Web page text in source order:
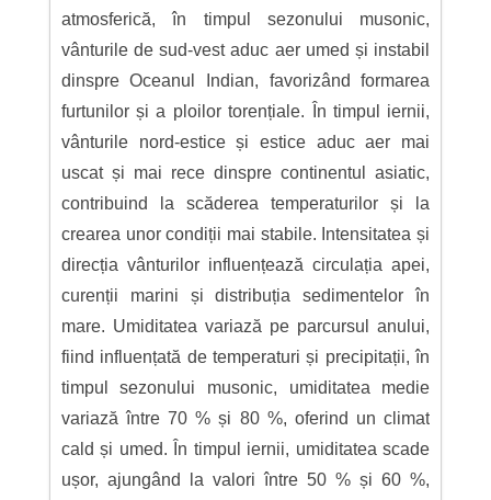
atmosferică, în timpul sezonului musonic,
vânturile de sud-vest aduc aer umed și instabil
dinspre Oceanul Indian, favorizând formarea
furtunilor și a ploilor torențiale. În timpul iernii,
vânturile nord-estice și estice aduc aer mai
uscat și mai rece dinspre continentul asiatic,
contribuind la scăderea temperaturilor și la
crearea unor condiții mai stabile. Intensitatea și
direcția vânturilor influențează circulația apei,
curenții marini și distribuția sedimentelor în
mare. Umiditatea variază pe parcursul anului,
fiind influențată de temperaturi și precipitații, în
timpul sezonului musonic, umiditatea medie
variază între 70 % și 80 %, oferind un climat
cald și umed. În timpul iernii, umiditatea scade
ușor, ajungând la valori între 50 % și 60 %,